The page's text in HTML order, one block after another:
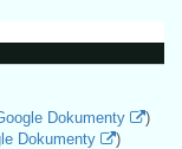
Dokumenty
)
Dokumenty )